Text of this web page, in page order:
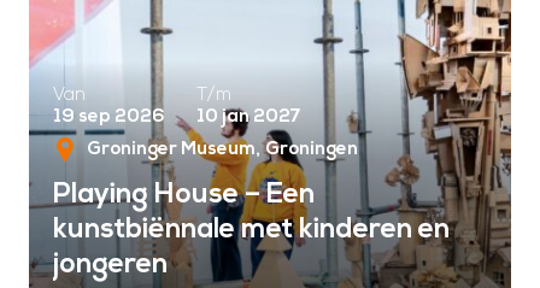
Van
19 sep 2026
T/m
10 jan 2027
Groninger Museum Groningen
Playing House – Een
kunstbiënnale met kinderen en
jongeren